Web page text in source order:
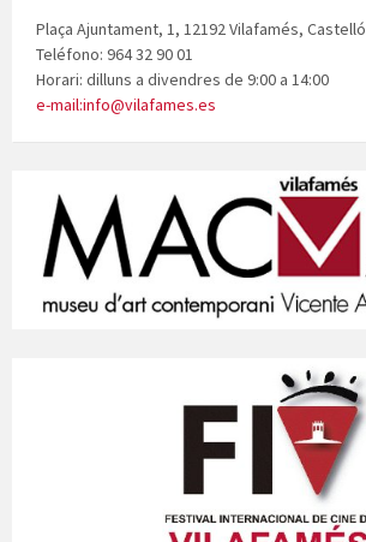
Plaça Ajuntament, 1, 12192 Vilafamés, Castelló
Teléfono: 964 32 90 01
Horari: dilluns a divendres de 9:00 a 14:00
e-mail:info@vilafames.es